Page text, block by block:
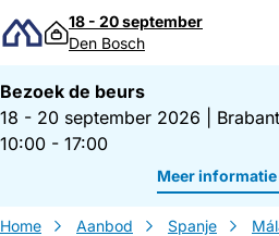
Direct naar inhoud
18 - 20 september
Den Bosch
Bezoek de beurs
18 - 20 september 2026
10:00 - 17:00
Meer informatie
Home Aanbod Spanje